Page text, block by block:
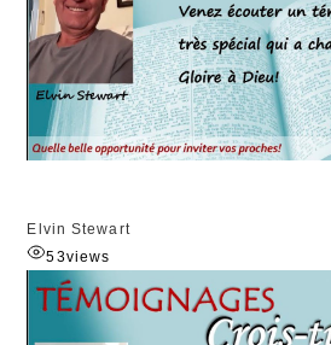
Elvin Stewart
53views